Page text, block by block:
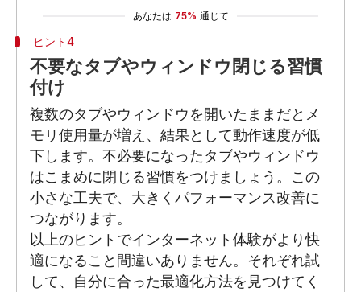
あなたは 75% 通じて
ヒント4
不要なタブやウィンドウ閉じる習慣
付け
複数のタブやウィンドウを開いたままだとメ
モリ使用量が増え、結果として動作速度が低
下します。不必要になったタブやウィンドウ
はこまめに閉じる習慣をつけましょう。この
小さな工夫で、大きくパフォーマンス改善に
つながります。
以上のヒントでインターネット体験がより快
適になること間違いありません。それぞれ試
して、自分に合った最適化方法を見つけてく